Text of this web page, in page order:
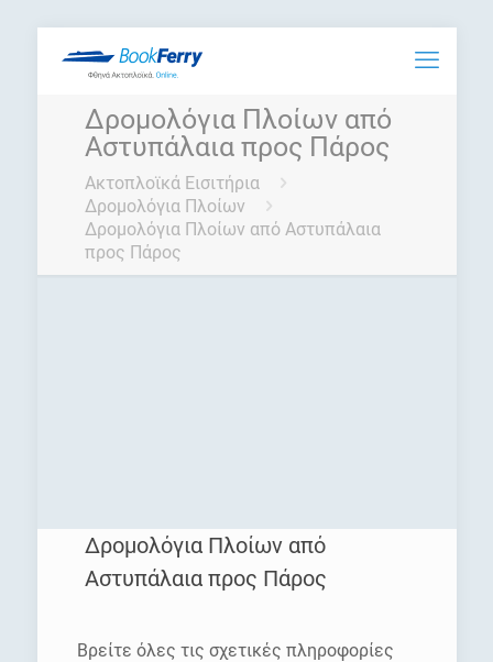
Δρομολόγια Πλοίων από
Αστυπάλαια προς Πάρος
Ακτοπλοϊκά Εισιτήρια
Δρομολόγια Πλοίων
Δρομολόγια Πλοίων από Αστυπάλαια
προς Πάρος
Δρομολόγια Πλοίων από
Αστυπάλαια προς Πάρος
Βρείτε όλες τις σχετικές πληροφορίες